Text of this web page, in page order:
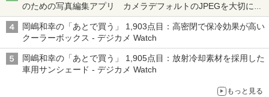
のための写真編集アプリ カメラデフォルトのJPEGを大切にす
る「Filmator」
岡嶋和幸の「あとで買う」 1,903点目：高密閉で保冷効果が高い
クーラーボックス - デジカメ Watch
岡嶋和幸の「あとで買う」 1,905点目：放射冷却素材を採用した
車用サンシェード - デジカメ Watch
もっと見る